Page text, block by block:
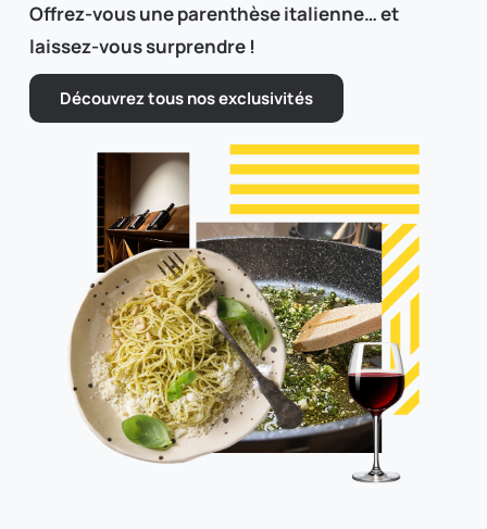
Offrez-vous une parenthèse italienne… et
laissez-vous surprendre !
Découvrez tous nos exclusivités